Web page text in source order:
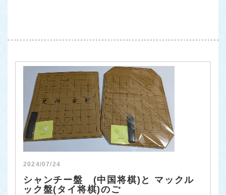
2024/07/24
シャンチー盤 (中国将棋)と マックル
ック盤(タイ将棋)のご